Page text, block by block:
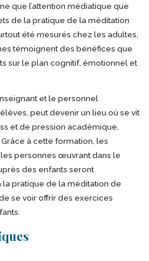
que l’attention médiatique que
de la pratique de la méditation
été mesurés chez les adultes,
témoignent des bénéfices que
sur le plan cognitif, émotionnel et
et le personnel
peut devenir un lieu où se vit
et de pression académique,
à cette formation, les
personnes œuvrant dans le
des enfants seront
la pratique de la méditation de
se voir offrir des exercices